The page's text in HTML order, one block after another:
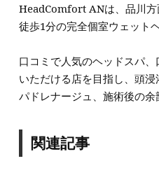
HeadComfort ANは、品川
徒歩1分の完全個室ウェット
口コミで人気のヘッドスパ
いただける店を目指し、頭
パドレナージュ、施術後の余
関連記事